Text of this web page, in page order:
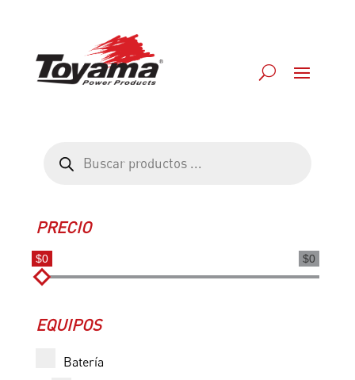
productos
PRECIO
$0
$0
EQUIPOS
Batería